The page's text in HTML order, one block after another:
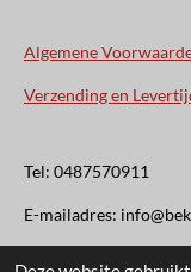
Algemene
Verzending en
Tel: 0487570911
E-mailadres: